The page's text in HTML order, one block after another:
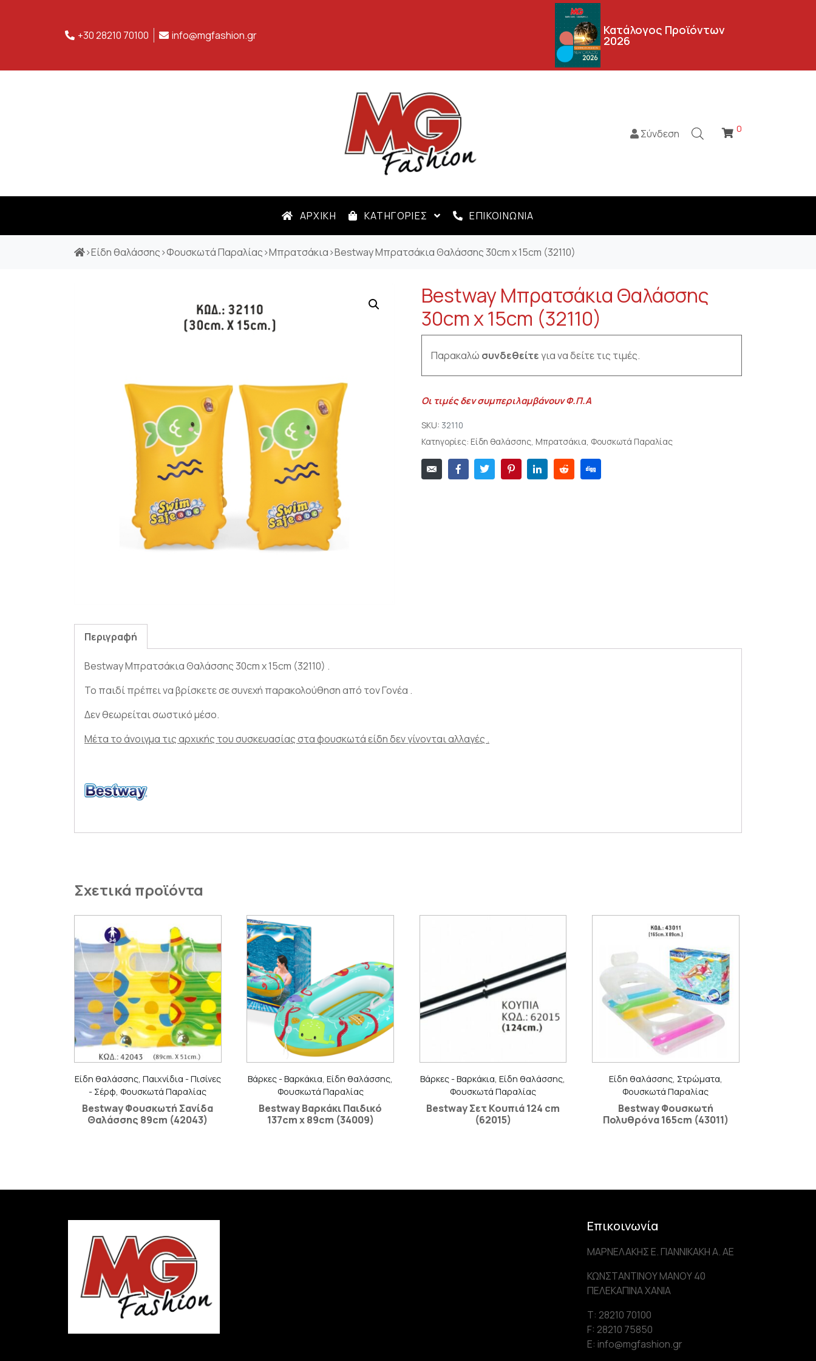
+30 28210 70100 info@mgfashion.gr Κατάλογος Προϊόντων
2026
Σύνδεση 0
ΑΡΧΙΚΗ ΚΑΤΗΓΟΡΙΕΣ ΕΠΙΚΟΙΝΩΝΙΑ
>Είδη θαλάσσης>Φουσκωτά Παραλίας>Μπρατσάκια>Bestway Μπρατσάκια Θαλάσσης 30cm x 15cm (32110)
Bestway Μπρατσάκια Θαλάσσης
30cm x 15cm (32110)
Παρακαλώ συνδεθείτεγια να δείτε τις τιμές.
Οι τιμές δεν συμπεριλαμβάνουν Φ.Π.Α
SKU: 32110
Κατηγορίες: Είδη θαλάσσης, Μπρατσάκια, Φουσκωτά Παραλίας
Περιγραφή
Bestway Μπρατσάκια Θαλάσσης 30cm x 15cm (32110) .
Το παιδί πρέπει να βρίσκετε σε συνεχή παρακολούθηση από τον Γονέα .
Δεν θεωρείται σωστικό μέσο.
Μέτα το άνοιγμα τις αρχικής του συσκευασίας στα φουσκωτά είδη δεν γίνονται αλλαγές .
Σχετικά προϊόντα
Είδη θαλάσσης, Παιχνίδια - Πισίνες
- Σέρφ, Φουσκωτά Παραλίας
Bestway Φουσκωτή Σανίδα
Θαλάσσης 89cm (42043)
Βάρκες - Βαρκάκια, Είδη θαλάσσης,
Φουσκωτά Παραλίας
Bestway Βαρκάκι Παιδικό
137cm x 89cm (34009)
Βάρκες - Βαρκάκια, Είδη θαλάσσης,
Φουσκωτά Παραλίας
Bestway Σετ Κουπιά 124 cm
(62015)
Είδη θαλάσσης, Στρώματα,
Φουσκωτά Παραλίας
Bestway Φουσκωτή
Πολυθρόνα 165cm (43011)
Επικοινωνία
ΜΑΡΝΕΛΑΚΗΣ Ε. ΓΙΑΝΝΙΚΑΚΗ Α. AE
ΚΩΝΣΤΑΝΤΙΝΟΥ ΜΑΝΟΥ 40
ΠΕΛΕΚΑΠΙΝΑ ΧΑΝΙΑ
Τ: 28210 70100
F: 28210 75850
Ε: info@mgfashion.gr